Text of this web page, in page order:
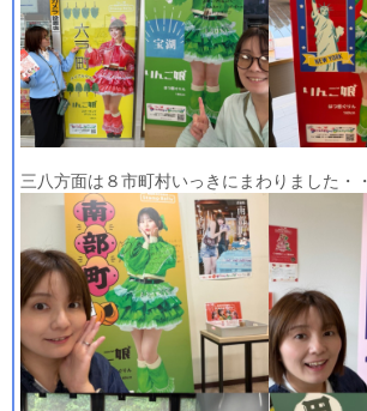
三八方面は８市町村いっきにまわりました・